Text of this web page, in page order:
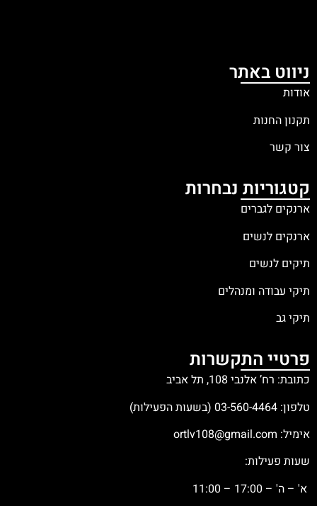
ניווט באתר
אודות
תקנון החנות
צור קשר
קטגוריות נבחרות
ארנקים לגברים
ארנקים לנשים
תיקים לנשים
תיקי עבודה ומנהלים
תיקי גב
פרטיי התקשרות
כתובת: רח’ אלנבי 108, תל אביב
טלפון: 03-560-4464 (בשעות הפעילות)
אימיל: ortlv108@gmail.com
שעות פעילות:
א' – ה' – 17:00 – 11:00